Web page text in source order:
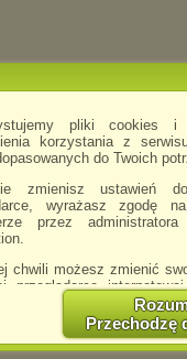
pliki cookies
korzystania z
do Twoich
zmienisz ustawień
wyrażasz zgodę
przez
chwili możesz zmienić
przeglądarce
http://
informujemy że
ograniczenie
Przechodzę